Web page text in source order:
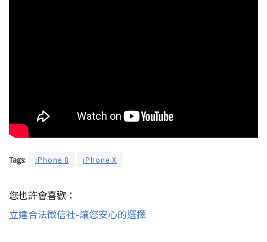
Tags: iPhone 8 iPhone X
您也許會喜歡：
立達合法徵信社-讓您安心的選擇